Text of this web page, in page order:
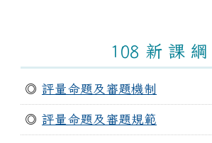
108 新 課 綱
◎ 評量命題及審題機制
◎ 評量命題及審題規範